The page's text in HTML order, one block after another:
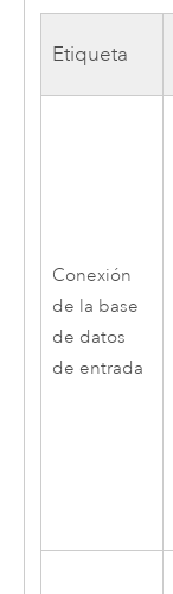
Etiqueta
Conexión
de la base
de datos
de entrada